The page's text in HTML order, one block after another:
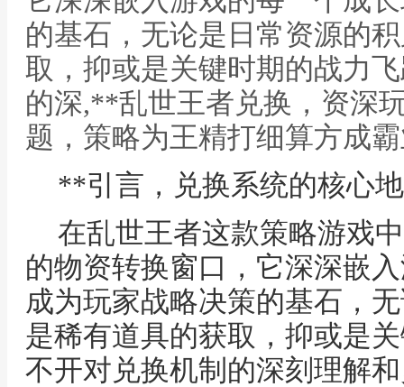
的基石，无论是日常资源的
取，抑或是关键时期的战力
的深,**乱世王者兑换，资深
题，策略为王精打细算方成
**引言，兑换系统的核心
在乱世王者这款策略游戏
的物资转换窗口，它深深嵌
成为玩家战略决策的基石，
是稀有道具的获取，抑或是
不开对兑换机制的深刻理解